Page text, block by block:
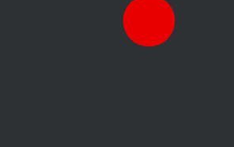
Заказать